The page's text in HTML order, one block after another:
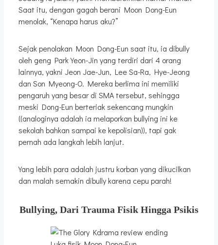
Saat itu, dengan gagah berani Moon Dong-Eun
menolak, “Kenapa harus aku?”
Sejak penolakan Moon Dong-Eun saat itu, ia dibully
oleh geng Park Yeon-Jin yang terdiri dari 4 orang
lainnya, yakni Jeon Jae-Jun, Lee Sa-Ra, Hye-Jeong
dan Son Myeong-O. Mereka berlima ini memiliki
pengaruh yang besar di SMA tersebut, sehingga
meski Dong-Eun berteriak sekencang mungkin
((analoginya adalah ia melaporkan bullying ini ke
sekolah bahkan sampai ke kepolisian)), tapi gak
pernah ada langkah lebih lanjut.
Yang lebih para adalah justru korban yang dikucilkan
dan malah semakin dibully karena cepu parah!
Bullying, Dari Trauma Fisik Hingga Psikis